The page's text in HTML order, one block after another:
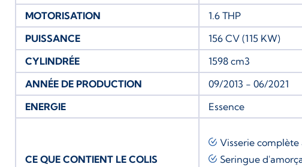
MOTORISATION
1.6 THP
PUISSANCE
156 CV (115 KW)
CYLINDRÉE
1598 cm3
ANNÉE DE PRODUCTION
09/2013 - 06/2021
ENERGIE
Essence
CE QUE CONTIENT LE COLIS
Visserie complète
Seringue